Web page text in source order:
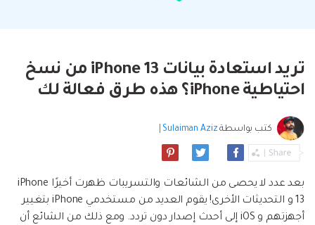
مشاهدة جميع المنتجات
Photo
ملخص
ملخص
محول PDF
قوالب PDF
MobileTrans
نقل بيانات الجوال.
استعادة الفيديو التالف.
Explore
Backup & Restore
عمل نسخ احتياطي الهاتف وبيانات WhatsApp
Playlist Transfer
أخرى.
المقالات المتميزة
تريد استعادة بيانات iPhone 13 من نسخ
احتياطية iPhone؟ هذه طرق فعالة لك
كتب بواسطةSulaiman Aziz
بعد عدد لا يحصى من الشائعات والتسريبات ظهرت أخيرًا iPhone
13 و التحديثات الأخرى! يقوم العديد من مستخدمي iPhone بتغيير
أجهزتهم و iOS إلى أحدث إصدار دون تردد. ومع ذلك من الشائع أن